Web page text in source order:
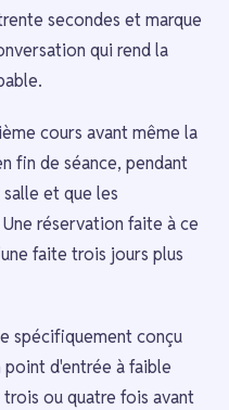
secondes et marque
qui rend la
cours avant même la
fin de séance, pendant
et que les
réservation faite à ce
faite trois jours plus
spécifiquement conçu
d'entrée à faible
ou quatre fois avant